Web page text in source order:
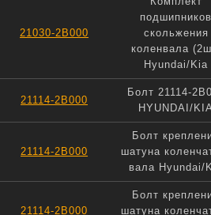
21030-2B000
подшипников
скольжения
коленвала
Hyundai/Kia
21114-2B000
Болт 21114-
HYUNDAI/
21114-2B000
Болт
шатуна
вала Hyundai/
21114-2B000
Болт
шатуна